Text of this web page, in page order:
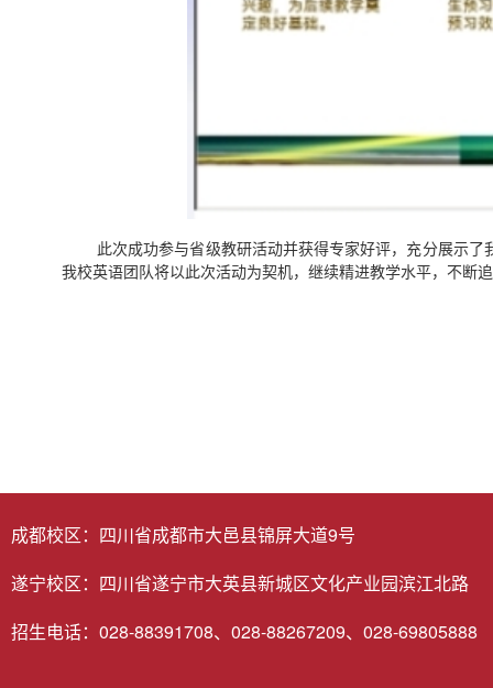
此次成功参与省级教研活动并获得专家好评，充分展示
我校英语团队将以此次活动为契机，继续精进教学水平，不断
成都校区：四川省成都市大邑县锦屏大道9号
遂宁校区：四川省遂宁市大英县新城区文化产业园滨江北路
招生电话：028-88391708、028-88267209、028-69805888